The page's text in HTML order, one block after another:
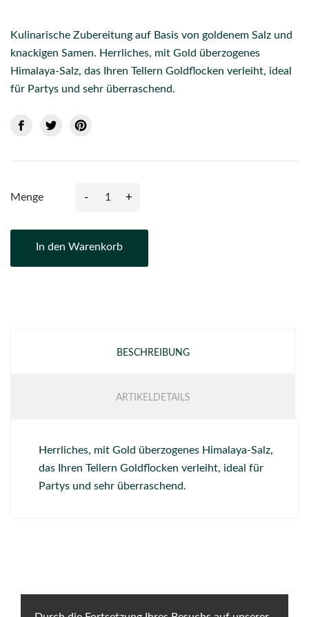
Kulinarische Zubereitung auf Basis von goldenem Salz und
knackigen Samen. Herrliches, mit Gold überzogenes
Himalaya-Salz, das Ihren Tellern Goldflocken verleiht, ideal
für Partys und sehr überraschend.
Menge - +
In den Warenkorb
BESCHREIBUNG
ARTIKELDETAILS
Herrliches, mit Gold überzogenes Himalaya-Salz,
das Ihren Tellern Goldflocken verleiht, ideal für
Partys und sehr überraschend.